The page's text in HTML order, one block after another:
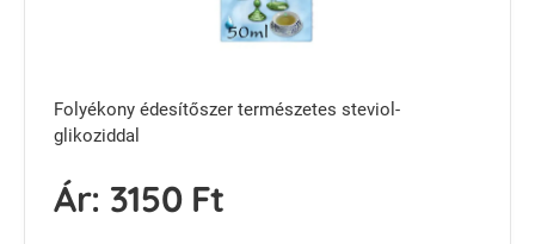
Folyékony édesítőszer természetes steviol-
glikoziddal
Ár: 3150 Ft